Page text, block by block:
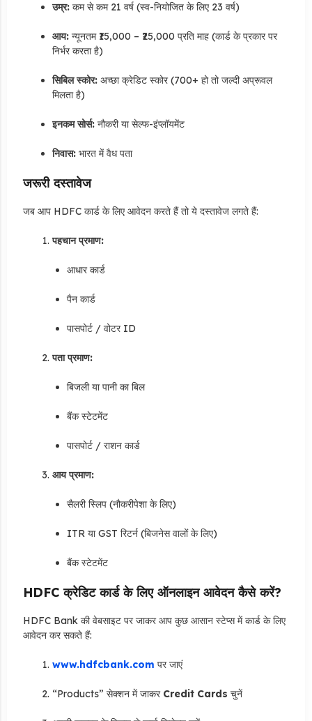
उम्र:कम से कम 21 वर्ष (स्व-नियोजित के लिए 23 वर्ष)
आय:न्यूनतम ₹15,000 – ₹25,000 प्रति माह (कार्ड के प्रकार पर
निर्भर करता है)
सिबिल स्कोर:अच्छा क्रेडिट स्कोर (700+ हो तो जल्दी अप्रूवल
मिलता है)
इनकम सोर्स:नौकरी या सेल्फ-इंप्लॉयमेंट
निवास:भारत में वैध पता
जरूरी दस्तावेज
जब आप HDFC कार्ड के लिए आवेदन करते हैं तो ये दस्तावेज लगते हैं:
पहचान प्रमाण:
आधार कार्ड
पैन कार्ड
पासपोर्ट / वोटर ID
पता प्रमाण:
बिजली या पानी का बिल
बैंक स्टेटमेंट
पासपोर्ट / राशन कार्ड
आय प्रमाण:
सैलरी स्लिप (नौकरीपेशा के लिए)
ITR या GST रिटर्न (बिजनेस वालों के लिए)
बैंक स्टेटमेंट
HDFC क्रेडिट कार्ड के लिए ऑनलाइन आवेदन कैसे करें?
HDFC Bank की वेबसाइट पर जाकर आप कुछ आसान स्टेप्स में कार्ड के लिए
आवेदन कर सकते हैं:
www.hdfcbank.com पर जाएं
“Products” सेक्शन में जाकर Credit Cards चुनें